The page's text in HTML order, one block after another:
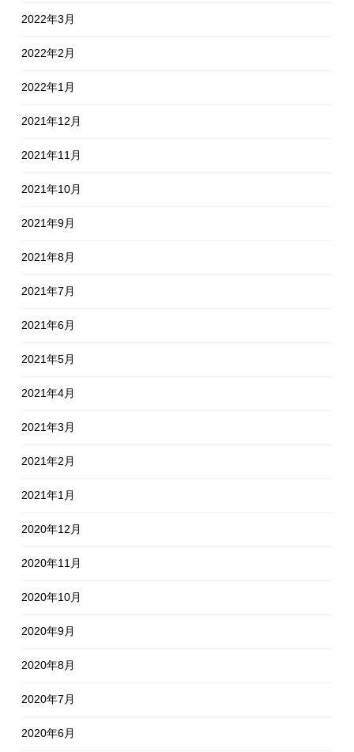
2022年3月
2022年2月
2022年1月
2021年12月
2021年11月
2021年10月
2021年9月
2021年8月
2021年7月
2021年6月
2021年5月
2021年4月
2021年3月
2021年2月
2021年1月
2020年12月
2020年11月
2020年10月
2020年9月
2020年8月
2020年7月
2020年6月